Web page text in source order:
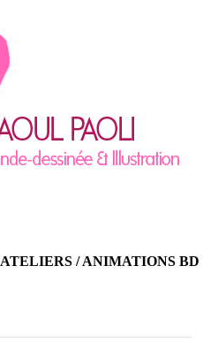
ATELIERS / ANIMATIONS BD